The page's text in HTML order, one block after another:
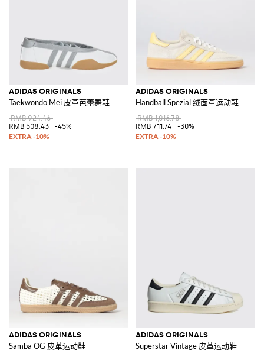
ADIDAS ORIGINALS
Taekwondo Mei 皮革芭蕾舞鞋
RMB 924.46
RMB 508.43
-45%
ADIDAS ORIGINALS
Handball Spezial 绒面革运动鞋
RMB 1,016.78
RMB 711.74
-30%
ADIDAS ORIGINALS
Samba OG 皮革运动鞋
ADIDAS ORIGINALS
Superstar Vintage 皮革运动鞋